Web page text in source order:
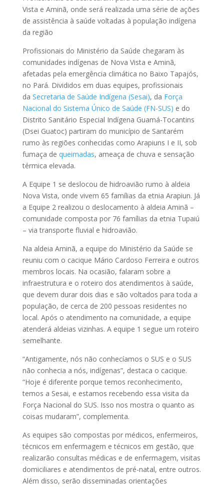
Vista e Aminã, onde será realizada uma série de ações
de assistência à saúde voltadas à população indígena
da região
Profissionais do Ministério da Saúde chegaram às
comunidades indígenas de Nova Vista e Aminã,
afetadas pela emergência climática no Baixo Tapajós,
no Pará. Divididos em duas equipes, profissionais
da Secretaria de Saúde Indígena (Sesai), da Força
Nacional do Sistema Único de Saúde (FN-SUS) e do
Distrito Sanitário Especial Indígena Guamá-Tocantins
(Dsei Guatoc) partiram do município de Santarém
rumo às regiões conhecidas como Arapiuns I e II, sob
fumaça de queimadas, ameaça de chuva e sensação
térmica elevada.
A Equipe 1 se deslocou de hidroavião rumo à aldeia
Nova Vista, onde vivem 65 famílias da etnia Arapiun. Já
a Equipe 2 realizou o deslocamento à aldeia Aminã –
comunidade composta por 76 famílias da etnia Tupaiú
– via transporte fluvial e hidroavião.
Na aldeia Aminã, a equipe do Ministério da Saúde se
reuniu com o cacique Mário Cardoso Ferreira e outros
membros locais. Na ocasião, falaram sobre a
infraestrutura e o roteiro dos atendimentos à saúde,
que devem durar dois dias e são voltados para toda a
população, de cerca de 200 pessoas residentes no
local. Após o atendimento na comunidade, a equipe
atenderá aldeias vizinhas. A equipe 1 segue um roteiro
semelhante.
“Antigamente, nós não conhecíamos o SUS e o SUS
não conhecia a nós, indígenas”, destaca o cacique.
“Hoje é diferente porque temos reconhecimento,
temos a Sesai, e estamos recebendo essa visita da
Força Nacional do SUS. Isso nos mostra o quanto as
coisas mudaram”, complementa.
As equipes são compostas por médicos, enfermeiros,
técnicos em enfermagem e técnicos em gestão, que
realizarão consultas médicas e de enfermagem, visitas
domiciliares e atendimentos de pré-natal, entre outros.
Além disso, serão disseminadas orientações